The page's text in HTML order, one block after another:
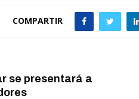
COMPARTIR
se presentará a